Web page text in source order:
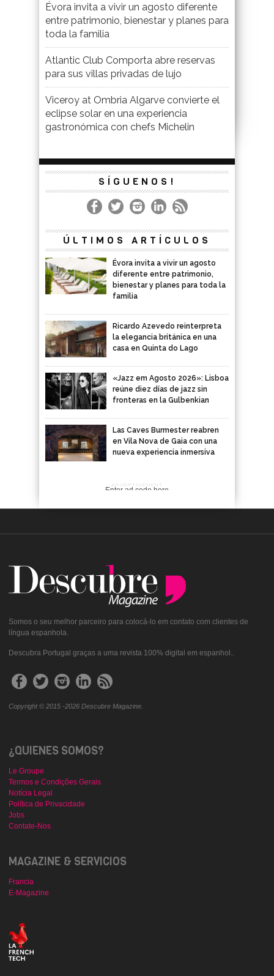
Évora invita a vivir un agosto diferente
entre patrimonio, bienestar y planes para
toda la familia
Atlantic Club Comporta abre reservas
para sus villas privadas de lujo
Viceroy at Ombria Algarve convierte el
eclipse solar en una experiencia
gastronómica con chefs Michelin
SÍGUENOS!
ÚLTIMOS ARTÍCULOS
Évora invita a vivir un agosto
diferente entre patrimonio,
bienestar y planes para toda la
familia
Ricardo Azevedo reinterpreta
la elegancia británica en una
casa en Quinta do Lago
«Jazz em Agosto 2026»: Lisboa
reúne diez días de jazz sin
fronteras en la Gulbenkian
Las Caves Burmester reabren
en Vila Nova de Gaia con una
nueva experiencia inmersiva
ADVERTISEMENT
Enter ad code here
Somos o seu melhor parceiro para colocá-lo em contato com clientes de
língua espanhola.
Descubra Portugal graças a uma revista 100% digital em espanhol..
Copyright © 2015 -2026 Descubre Magazine.
¿QUIENES SOMOS?
Le Groupe
Termos e Condições Gerais
Notícia Legal
Política de Privacidade
Jobs
Contate-Nos
MAGAZINE & SERVICIOS
Francia
E-Magazine